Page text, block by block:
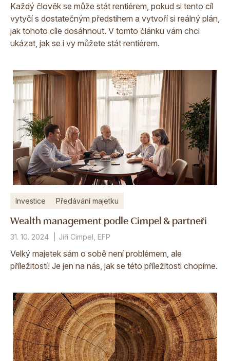
Každý člověk se může stát rentiérem, pokud si tento cíl
vytyčí s dostatečným předstihem a vytvoří si reálný plán,
jak tohoto cíle dosáhnout. V tomto článku vám chci
ukázat, jak se i vy můžete stát rentiérem.
Investice Předávání majetku
Wealth management podle Cimpel & partneři
31. 10. 2024 Jiří Cimpel, EFP
Velký majetek sám o sobě není problémem, ale
příležitostí! Je jen na nás, jak se této příležitosti chopíme.